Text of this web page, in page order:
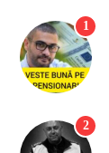
1
2